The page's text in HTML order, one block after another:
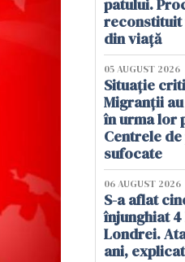
patului.
reconstituit
din viață
05 AUGUST 2026
Situație
Migranții
în urma lor
Centrele
sufocate
06 AUGUST 2026
S-a aflat
înjunghiat
Londrei.
ani,